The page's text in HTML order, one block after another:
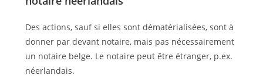
Des actions, sauf si elles sont dématérialisées, sont à
donner par devant notaire, mais pas nécessairement
un notaire belge. Le notaire peut être étranger, p.ex.
néerlandais.